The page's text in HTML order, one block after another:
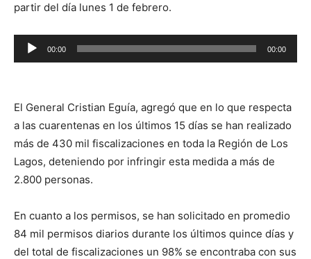
partir del día lunes 1 de febrero.
Reproductor
de
00:00 00:00
El General Cristian Eguía, agregó que en lo que respecta
a las cuarentenas en los últimos 15 días se han realizado
más de 430 mil fiscalizaciones en toda la Región de Los
Lagos, deteniendo por infringir esta medida a más de
2.800 personas.
En cuanto a los permisos, se han solicitado en promedio
84 mil permisos diarios durante los últimos quince días y
del total de fiscalizaciones un 98% se encontraba con sus